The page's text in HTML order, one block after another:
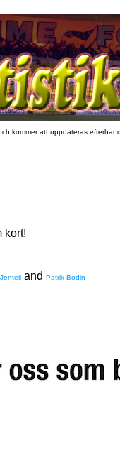
kommer att uppdateras
kort!
and Patrik Bodin